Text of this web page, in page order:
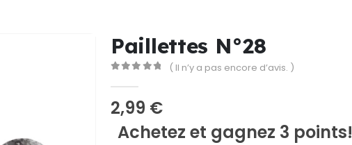
Paillettes N°28
( Il n’y a pas encore d’avis. )
2,99 €
Achetez et gagnez 3 points!